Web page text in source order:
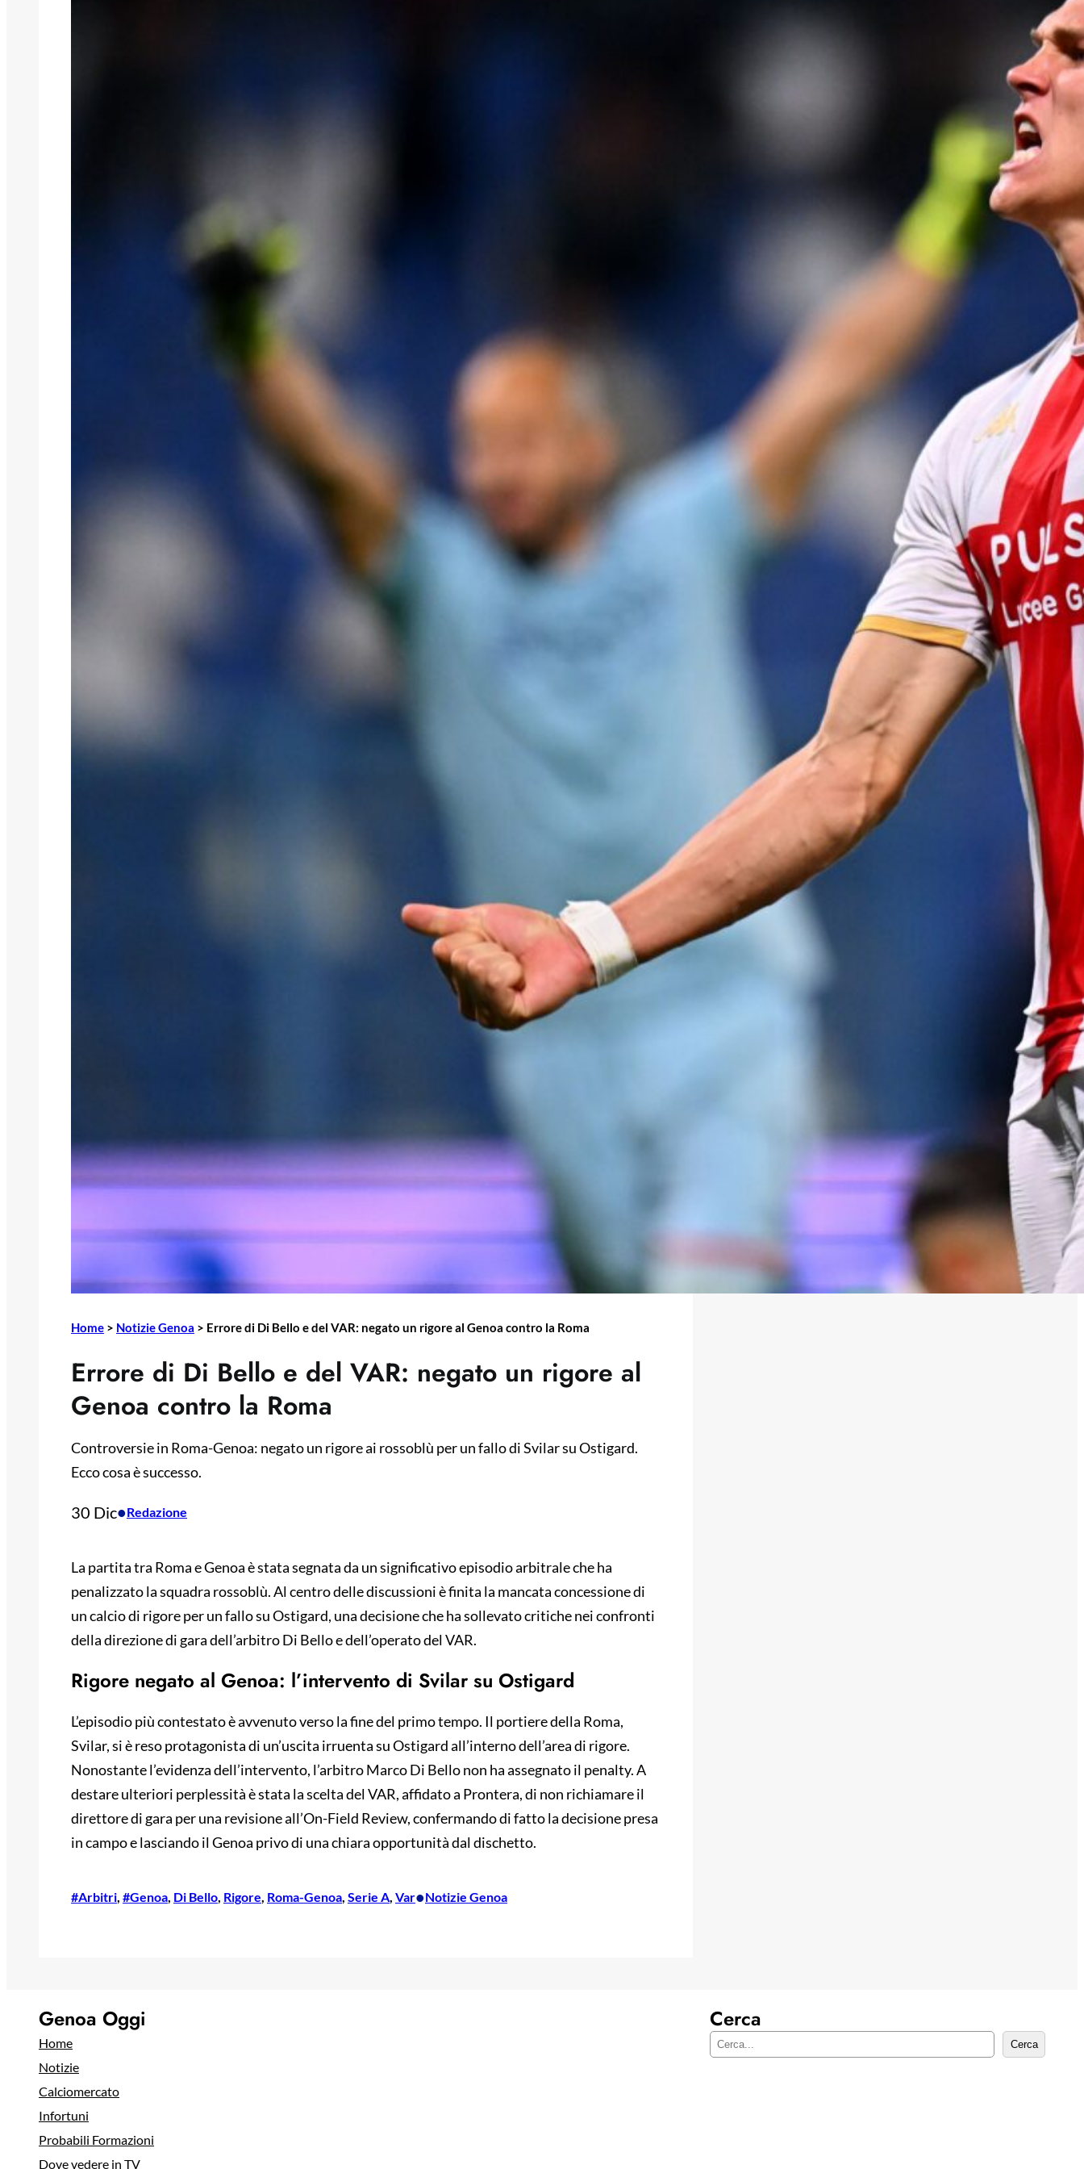
Home > Notizie Genoa > Errore di Di Bello e del VAR: negato un rigore al Genoa contro la Roma
Errore di Di Bello e del VAR: negato un rigore al
Genoa contro la Roma
Controversie in Roma-Genoa: negato un rigore ai rossoblù per un fallo di Svilar su Ostigard.
Ecco cosa è successo.
30 Dic•Redazione
La partita tra Roma e Genoa è stata segnata da un significativo episodio arbitrale che ha
penalizzato la squadra rossoblù. Al centro delle discussioni è finita la mancata concessione di
un calcio di rigore per un fallo su Ostigard, una decisione che ha sollevato critiche nei confronti
della direzione di gara dell’arbitro Di Bello e dell’operato del VAR.
Rigore negato al Genoa: l’intervento di Svilar su Ostigard
L’episodio più contestato è avvenuto verso la fine del primo tempo. Il portiere della Roma,
Svilar, si è reso protagonista di un’uscita irruenta su Ostigard all’interno dell’area di rigore.
Nonostante l’evidenza dell’intervento, l’arbitro Marco Di Bello non ha assegnato il penalty. A
destare ulteriori perplessità è stata la scelta del VAR, affidato a Prontera, di non richiamare il
direttore di gara per una revisione all’On-Field Review, confermando di fatto la decisione presa
in campo e lasciando il Genoa privo di una chiara opportunità dal dischetto.
#Arbitri, #Genoa, Di Bello, Rigore, Roma-Genoa, Serie A, Var•Notizie Genoa
Tegola Genoa, botta al ginocchio per
Genoa Oggi
Home
Notizie
Calciomercato
Infortuni
Probabili Formazioni
Dove vedere in TV
Cerca
C
Cerca